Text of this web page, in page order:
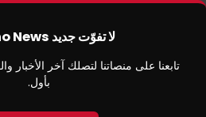
لا تفوّت جديد Carino News
تابعنا على منصاتنا لتصلك آخر الأخبار
بأول.